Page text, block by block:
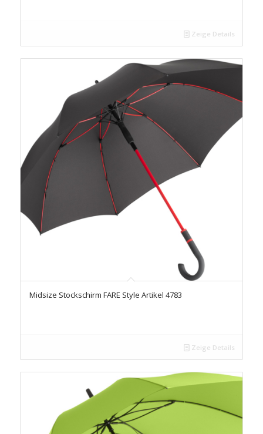
Zeige Details
Midsize Stockschirm FARE Style Artikel 4783
Zeige Details